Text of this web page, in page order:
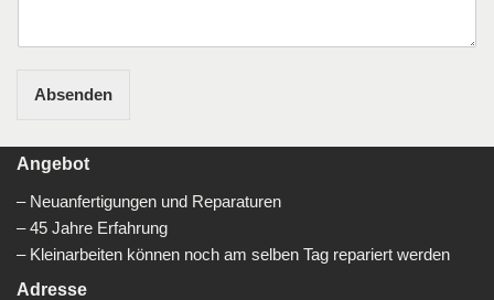
Absenden
Angebot
– Neuanfertigungen und Reparaturen
– 45 Jahre Erfahrung
– Kleinarbeiten können noch am selben Tag repariert werden
Adresse